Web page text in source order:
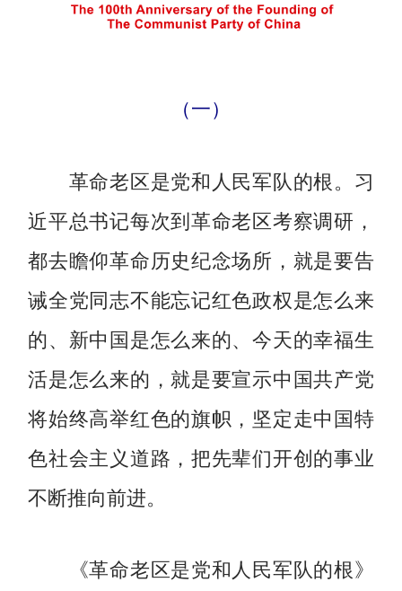
（一）
革命老区是党和人民军队的根。习
近平总书记每次到革命老区考察调研，
都去瞻仰革命历史纪念场所，就是要告
诫全党同志不能忘记红色政权是怎么来
的、新中国是怎么来的、今天的幸福生
活是怎么来的，就是要宣示中国共产党
将始终高举红色的旗帜，坚定走中国特
色社会主义道路，把先辈们开创的事业
不断推向前进。
《革命老区是党和人民军队的根》